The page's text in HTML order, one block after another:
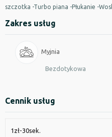
szczotka -Turbo piana -Płukanie -
Zakres usług
Myjnia
Bezdotykowa
Cennik usług
1zł-30sek.